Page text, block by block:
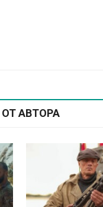
АВТОРА